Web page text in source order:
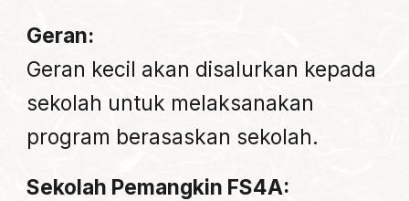
Geran:
Geran kecil akan disalurkan kepada
sekolah untuk melaksanakan
program berasaskan sekolah.
Sekolah Pemangkin FS4A: